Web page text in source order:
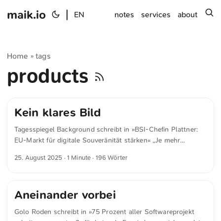
maik.io EN notes services about
Home »tags
products
Kein klares Bild
Tagesspiegel Background schreibt in »BSI-Chefin Plattner:
EU-Markt für digitale Souveränität stärken« „Je mehr
souveräner können wir entscheiden – und desto sicherer
Herstellern und Open-Source-Communities zusammen. Frau
kein klares Bild. Denn völlige Unabhängigkeit lässt sich
25. August 2025 · 1 Minute · 196 Wörter
Aneinander vorbei
Golo Roden schreibt in »75 Prozent aller Softwareprojekt